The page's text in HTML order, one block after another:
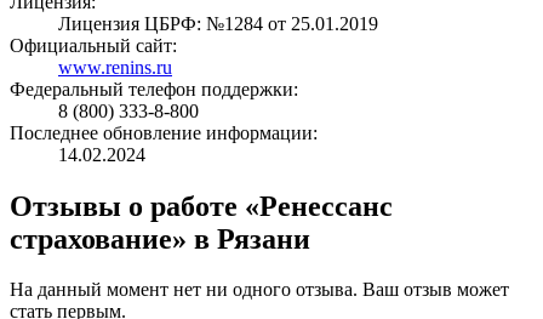
Лицензия ЦБРФ: №1284 от 25.01.2019
Официальный сайт:
www.renins.ru
Федеральный телефон поддержки:
8 (800) 333-8-800
Последнее обновление информации:
14.02.2024
Отзывы о работе «Ренессанс
страхование» в Рязани
На данный момент нет ни одного отзыва. Ваш отзыв может
стать первым.